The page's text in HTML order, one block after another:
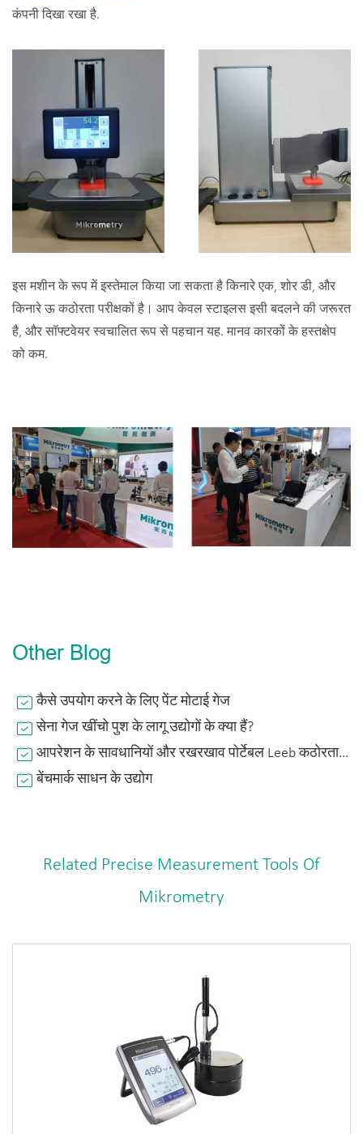
कंपनी दिखा रखा है.
इस मशीन के रूप में इस्तेमाल किया जा सकता है किनारे एक, शोर डी, और
किनारे ऊ कठोरता परीक्षकों है। आप केवल स्टाइलस इसी बदलने की जरूरत
है, और सॉफ्टवेयर स्वचालित रूप से पहचान यह. मानव कारकों के हस्तक्षेप
को कम.
Other Blog
कैसे उपयोग करने के लिए पेंट मोटाई गेज
सेना गेज खींचो पुश के लागू उद्योगों के क्या हैं?
आपरेशन के सावधानियों और रखरखाव पोर्टेबल Leeb कठोरता परीक्षक
बेंचमार्क साधन के उद्योग
Related Precise Measurement Tools Of
Mikrometry